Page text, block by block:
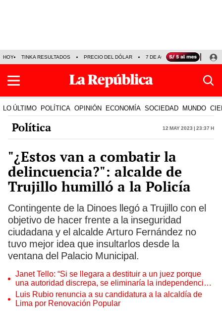
HOY TINKA RESULTADOS PRECIO DEL DÓLAR 7 DE AGOSTO OLLANTA
LO ÚLTIMO POLÍTICA OPINIÓN ECONOMÍA SOCIEDAD MUNDO
Política 12 May 2023 | 23:37 h
"¿Estos van a combatir la
delincuencia?": alcalde de
Trujillo humilló a la Policía
Contingente de la Dinoes llegó a Trujillo con el
objetivo de hacer frente a la inseguridad
ciudadana y el alcalde Arturo Fernández no
tuvo mejor idea que insultarlos desde la
ventana del Palacio Municipal.
Janet Tello: “Si se llegara a destituir a un juez porque
una autoridad discrepa, se eliminaría la independencia
judicial”
Luis Rubio renuncia a su candidatura a la alcaldía de
Lima por Renovación Popular